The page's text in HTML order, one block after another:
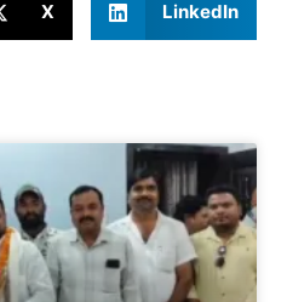
X LinkedIn